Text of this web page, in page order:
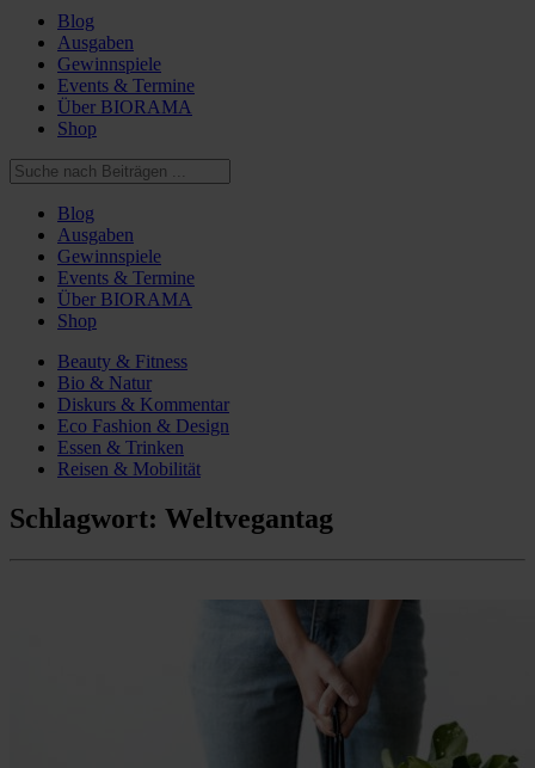
Blog
Ausgaben
Gewinnspiele
Events & Termine
Über BIORAMA
Shop
Blog
Ausgaben
Gewinnspiele
Events & Termine
Über BIORAMA
Shop
Beauty & Fitness
Bio & Natur
Diskurs & Kommentar
Eco Fashion & Design
Essen & Trinken
Reisen & Mobilität
Schlagwort: Weltvegantag